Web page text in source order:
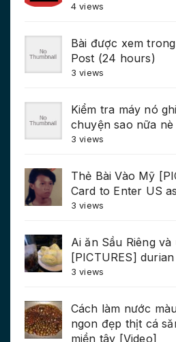
4 views
Bài được xem
Post (24 hours)
3 views
Kiểm tra máy nó
chuyện sao nữa nè
3 views
Thẻ Bài Vào Mỹ
Card to Enter US
3 views
Ai ăn Sầu Riêng
[PICTURES]
3 views
Cách làm nước
ngon đẹp thịt cá
miền tây [Video]